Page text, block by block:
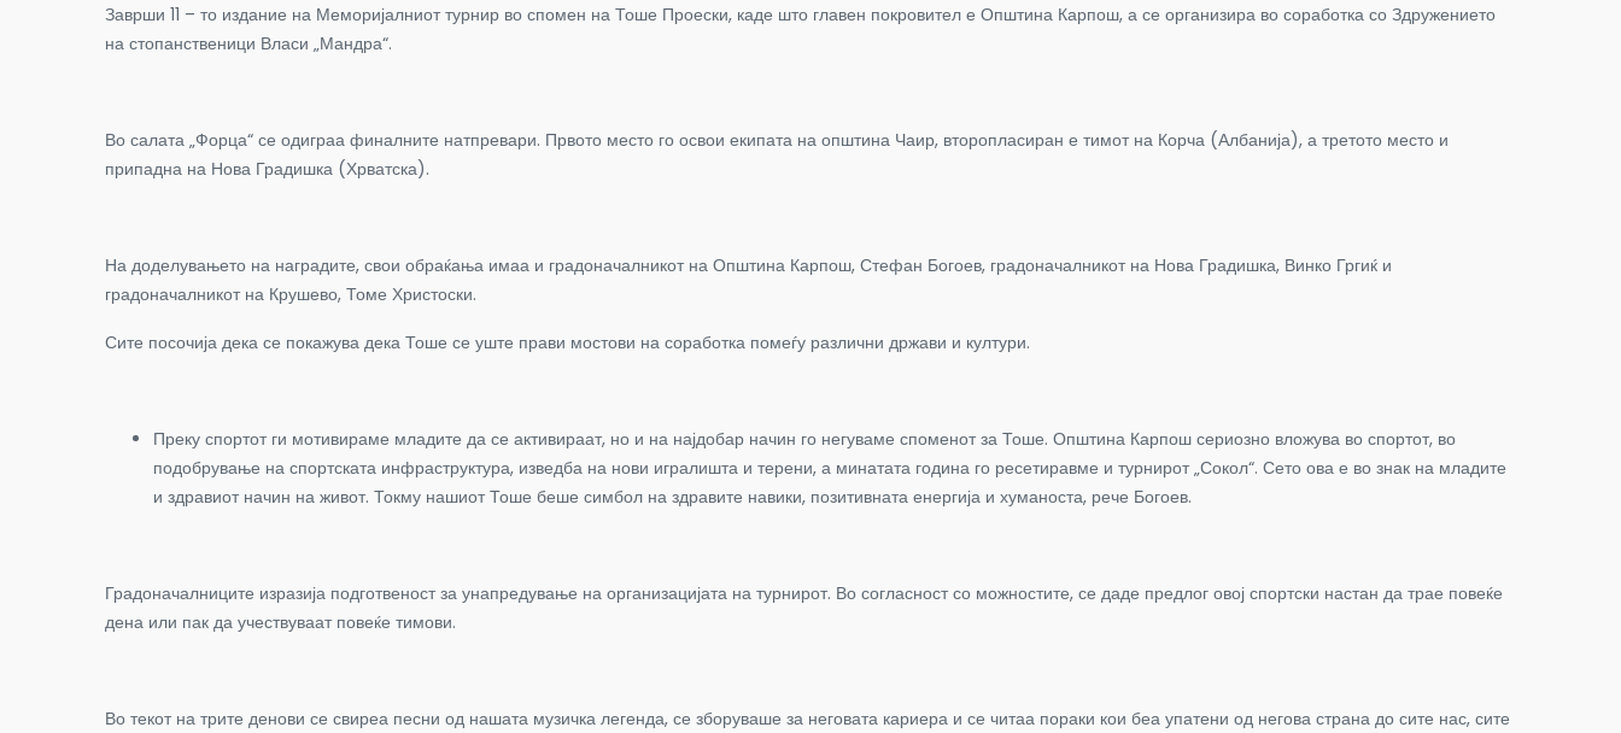
Заврши 11 – то издание на Меморијалниот турнир во спомен на Тоше Проески, каде што главен покровител е Општина Карпош, а се организира во соработка со Здружението
на стопанственици Власи „Мандра“.
Во салата „Форца“ се одиграа финалните натпревари. Првото место го освои екипата на општина Чаир, второпласиран е тимот на Корча (Албанија), а третото место и
припадна на Нова Градишка (Хрватска).
На доделувањето на наградите, свои обраќања имаа и градоначалникот на Општина Карпош, Стефан Богоев, градоначалникот на Нова Градишка, Винко Гргиќ и
градоначалникот на Крушево, Томе Христоски.
Сите посочија дека се покажува дека Тоше се уште прави мостови на соработка помеѓу различни држави и култури.
Преку спортот ги мотивираме младите да се активираат, но и на најдобар начин го негуваме споменот за Тоше. Општина Карпош сериозно вложува во спортот, во
подобрување на спортската инфраструктура, изведба на нови игралишта и терени, а минатата година го ресетиравме и турнирот „Сокол“. Сето ова е во знак на младите
и здравиот начин на живот. Токму нашиот Тоше беше симбол на здравите навики, позитивната енергија и хуманоста, рече Богоев.
Градоначалниците изразија подготвеност за унапредување на организацијата на турнирот. Во согласност со можностите, се даде предлог овој спортски настан да трае повеќе
дена или пак да учествуваат повеќе тимови.
Во текот на трите денови се свиреа песни од нашата музичка легенда, се зборуваше за неговата кариера и се читаа пораки кои беа упатени од негова страна до сите нас, сите